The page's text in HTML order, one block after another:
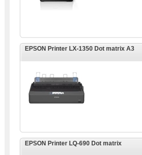
EPSON Printer LX-1350 Dot matrix A3
EPSON Printer LQ-690 Dot matrix